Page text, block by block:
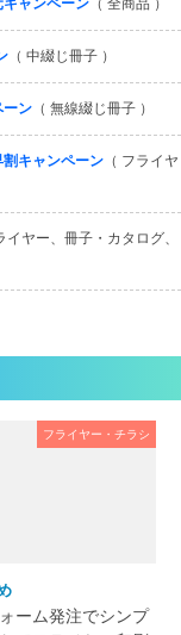
キャンペーン （ 全商品 ）
（ 中綴じ冊子 ）
ーン （ 無線綴じ冊子 ）
割キャンペーン （ フライヤ
イヤー、冊子・カタログ、
フライヤー・チラシ
ーム発注でシンプ